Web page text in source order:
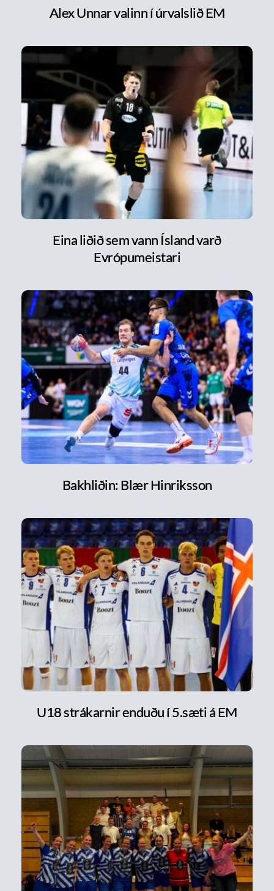
Alex Unnar valinn í úrvalslið EM
Eina liðið sem vann Ísland varð
Evrópumeistari
Bakhliðin: Blær Hinriksson
U18 strákarnir enduðu í 5.sæti á EM